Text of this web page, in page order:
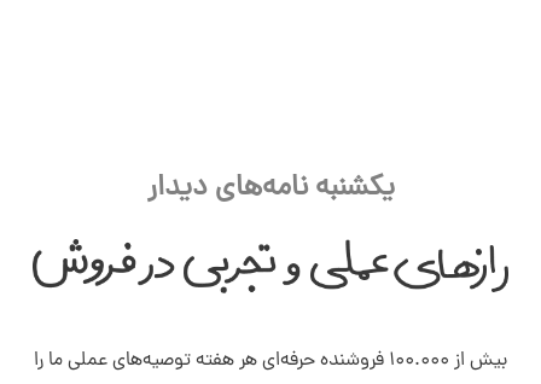
یکشنبه نامه‌های دیدار
بیش از ۱۰۰.۰۰۰ فروشنده حرفه‌ای هر هفته توصیه‌های عملی ما را